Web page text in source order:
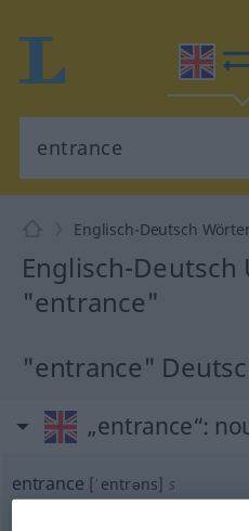
Englisch-Deutsch
Englisch-
"entrance"
"entrance"
„entrance“:
entrance [ˈentrəns] s